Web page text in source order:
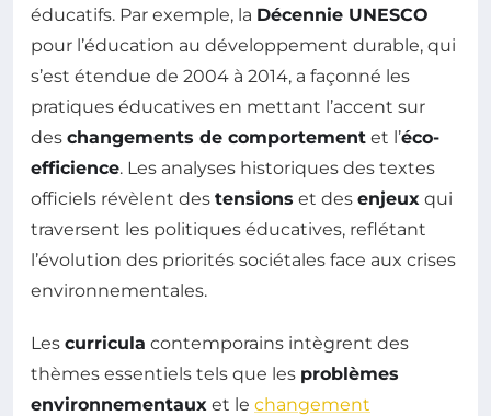
éducatifs. Par exemple, la Décennie UNESCO
pour l’éducation au développement durable, qui
s’est étendue de 2004 à 2014, a façonné les
pratiques éducatives en mettant l’accent sur
des changements de comportement et l’éco-
efficience. Les analyses historiques des textes
officiels révèlent des tensions et des enjeux qui
traversent les politiques éducatives, reflétant
l’évolution des priorités sociétales face aux crises
environnementales.
Les curricula contemporains intègrent des
thèmes essentiels tels que les problèmes
environnementaux et le changement